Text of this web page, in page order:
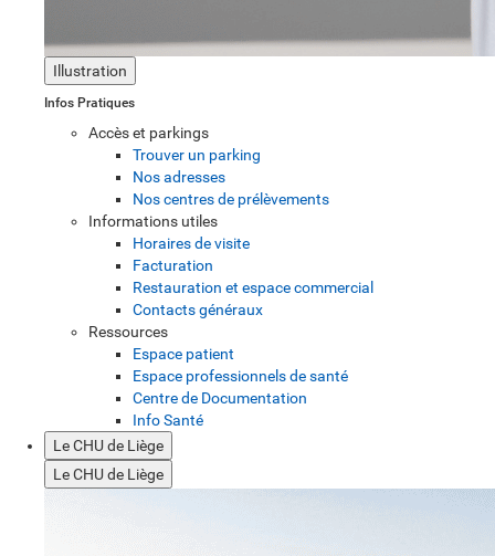
Illustration
Infos Pratiques
Accès et parkings
Trouver un parking
Nos adresses
Nos centres de prélèvements
Informations utiles
Horaires de visite
Facturation
Restauration et espace commercial
Contacts généraux
Ressources
Espace patient
Espace professionnels de santé
Centre de Documentation
Info Santé
Le CHU de Liège
Le CHU de Liège